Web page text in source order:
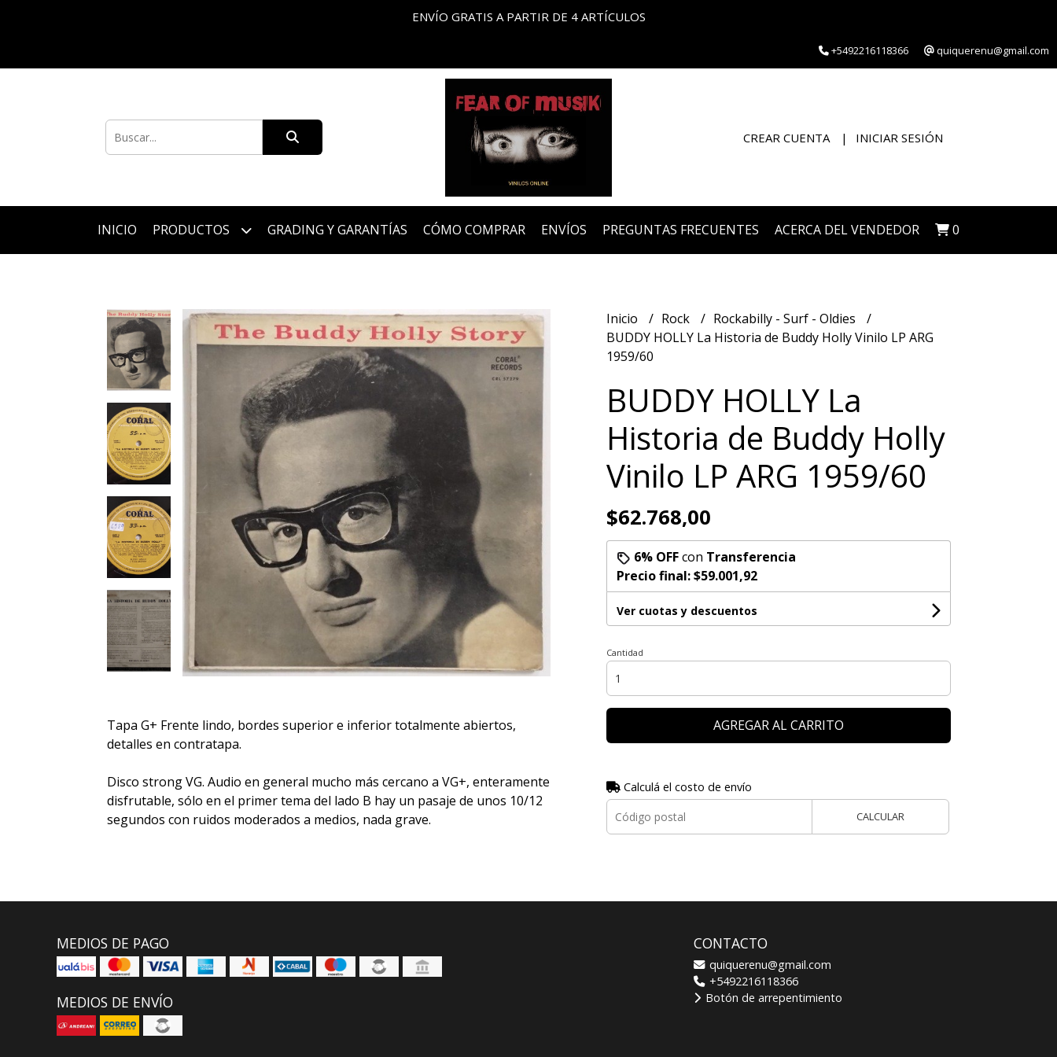
ENVÍO GRATIS A PARTIR DE 4 ARTÍCULOS
+5492216118366 quiquerenu@gmail.com
CREAR CUENTA INICIAR SESIÓN
INICIO PRODUCTOS GRADING Y GARANTÍAS CÓMO COMPRAR ENVÍOS PREGUNTAS FRECUENTES ACERCA DEL VENDEDOR 0
Tapa G+ Frente lindo, bordes superior e inferior totalmente abiertos,
detalles en contratapa.
Disco strong VG. Audio en general mucho más cercano a VG+, enteramente
disfrutable, sólo en el primer tema del lado B hay un pasaje de unos 10/12
segundos con ruidos moderados a medios, nada grave.
Inicio Rock
Rockabilly - Surf - Oldies
BUDDY HOLLY La Historia de Buddy Holly Vinilo LP ARG
1959/60
BUDDY HOLLY La
Historia de Buddy Holly
Vinilo LP ARG 1959/60
$62.768,00
6% OFFcon Transferencia
Precio final:$59.001,92
Ver cuotas y descuentos
Cantidad
AGREGAR AL CARRITO
Calculá el costo de envío
CALCULAR
MEDIOS DE PAGO
MEDIOS DE ENVÍO
CONTACTO
quiquerenu@gmail.com
+5492216118366
Botón de arrepentimiento